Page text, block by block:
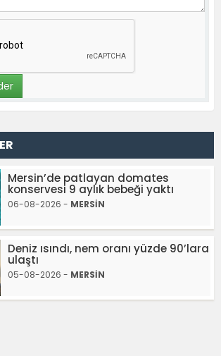
Mersin’de patlayan domates
konservesi 9 aylık bebeği yaktı
06-08-2026 - MERSİN
Deniz ısındı, nem oranı yüzde 90’lara
ulaştı
05-08-2026 - MERSİN